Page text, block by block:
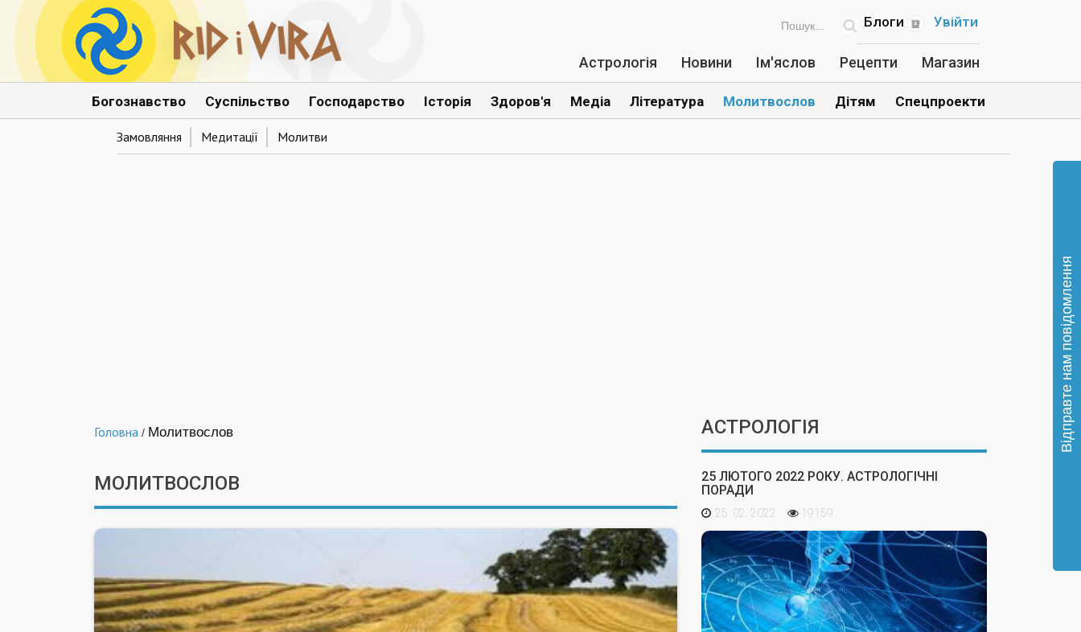
Увійти
Блоги
Астрологія Новини Ім'яслов Рецепти Магазин
Богознавство Суспільство Господарство Історія Здоров'я Медіа Література Молитвослов
Замовляння Медитації Молитви
Дітям Спецпроекти
Головна / Молитвослов
МОЛИТВОСЛОВ
АСТРОЛОГІЯ
25 ЛЮТОГО 2022 РОКУ. АСТРОЛОГІЧНІ
ПОРАДИ
25. 02. 2022 19159
Відправте нам повідомлення